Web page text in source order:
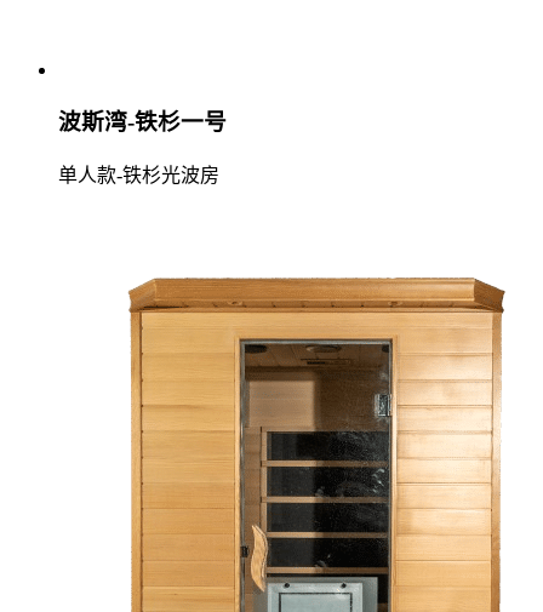
波斯湾-铁杉一号
单人款-铁杉光波房